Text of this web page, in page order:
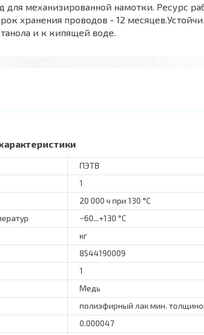
для механизированной намотки. Ресурс
хранения проводов - 12
и к кипящей воде.
ПЭТВ
1
20 000 ч при 130 °С
−60...+130 °C
кг
8544190009
1
Медь
полиэфирный лак мин.
0.000047